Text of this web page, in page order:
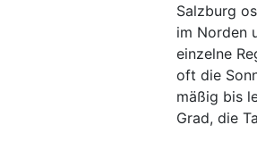
Salzburg
im Norden
einzelne
oft die
mäßig bis
Grad, die